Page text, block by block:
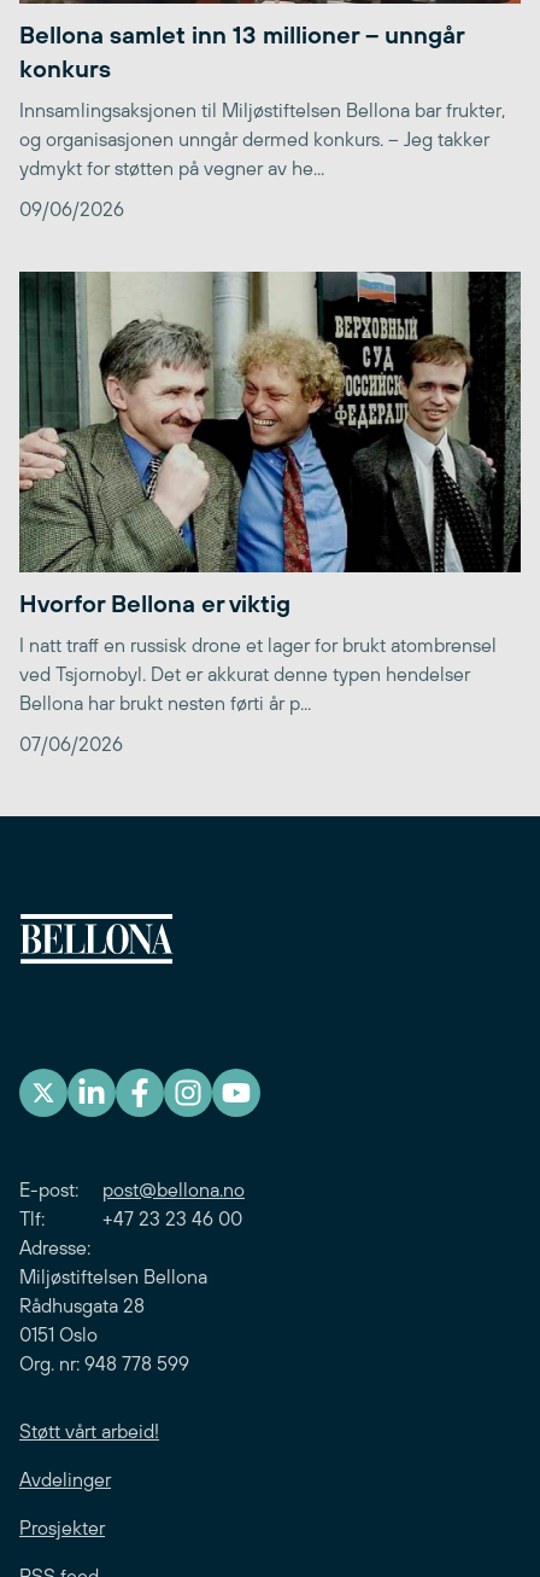
Bellona samlet inn 13 millioner – unngår
konkurs
Innsamlingsaksjonen til Miljøstiftelsen Bellona bar frukter,
og organisasjonen unngår dermed konkurs. – Jeg takker
ydmykt for støtten på vegner av he...
09/06/2026
Hvorfor Bellona er viktig
I natt traff en russisk drone et lager for brukt atombrensel
ved Tsjornobyl. Det er akkurat denne typen hendelser
Bellona har brukt nesten førti år p...
07/06/2026
E-post: post@bellona.no
Tlf: +47 23 23 46 00
Adresse:
Miljøstiftelsen Bellona
Rådhusgata 28
0151 Oslo
Org. nr: 948 778 599
Støtt vårt arbeid!
Avdelinger
Prosjekter